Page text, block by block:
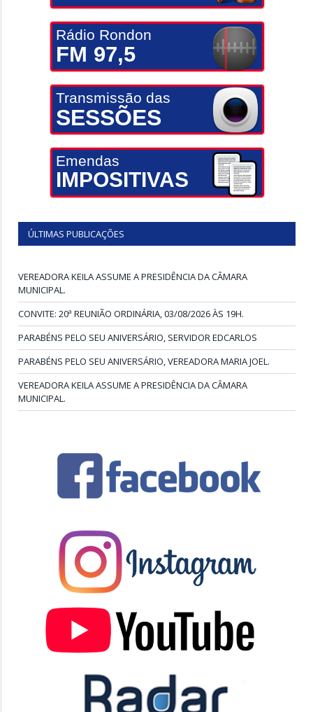
Rádio Rondon
FM 97,5
Transmissão das
SESSÕES
Emendas
IMPOSITIVAS
ÚLTIMAS PUBLICAÇÕES
VEREADORA KEILA ASSUME A PRESIDÊNCIA DA CÂMARA
MUNICIPAL.
CONVITE: 20ª REUNIÃO ORDINÁRIA, 03/08/2026 ÀS 19H.
PARABÉNS PELO SEU ANIVERSÁRIO, SERVIDOR EDCARLOS
PARABÉNS PELO SEU ANIVERSÁRIO, VEREADORA MARIA JOEL.
VEREADORA KEILA ASSUME A PRESIDÊNCIA DA CÂMARA
MUNICIPAL.